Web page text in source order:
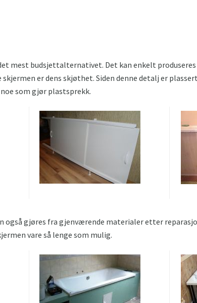
mest budsjettalternativet. Det kan enkelt
er dens skjøthet. Siden denne detalj er
som gjør plastsprekk.
også gjøres fra gjenværende materialer etter
vare så lenge som mulig.